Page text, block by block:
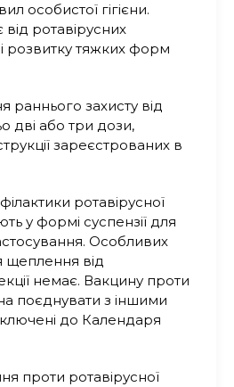
особистої гігієни.
ротавірусних
розвитку тяжких форм
раннього захисту від
дві або три дози,
зареєстрованих в
ротавірусної
у формі суспензії для
Особливих
щеплення від
немає. Вакцину проти
поєднувати з іншими
до Календаря
проти ротавірусної